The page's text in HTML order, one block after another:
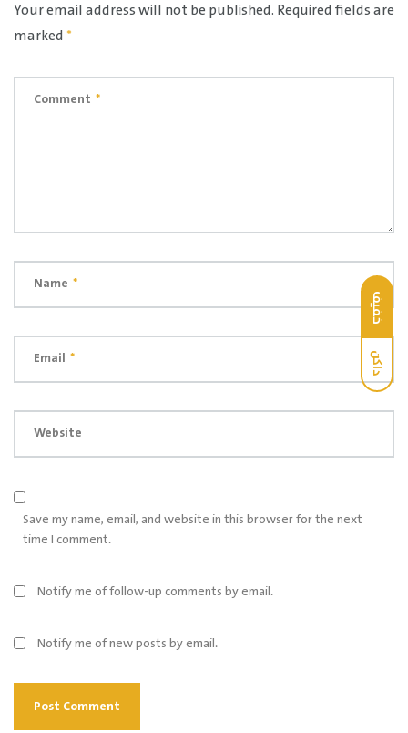
خفيف
داكن
Your email address will not be published. Required fields are
marked*
Comment *
Name *
Email *
Website
Save my name, email, and website in this browser for the next
time I comment.
Notify me of follow-up comments by email.
Notify me of new posts by email.